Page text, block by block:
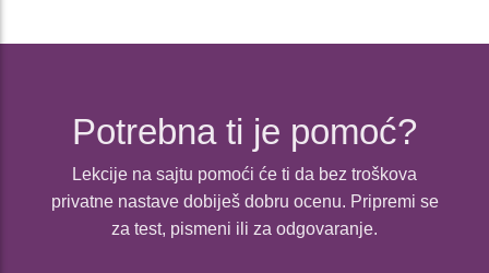
Potrebna ti je pomoć?
Lekcije na sajtu pomoći će ti da bez troškova
privatne nastave dobiješ dobru ocenu. Pripremi se
za test, pismeni ili za odgovaranje.